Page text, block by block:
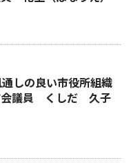
しの良い市役所組織
会議員 くしだ 久子